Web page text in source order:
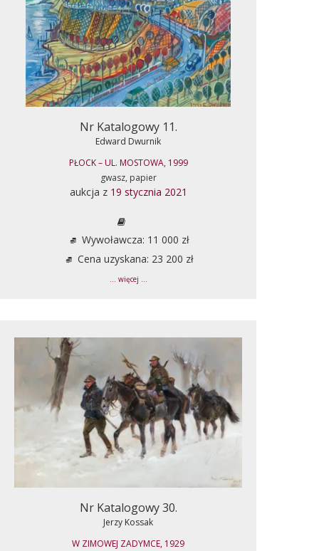
Nr Katalogowy 11.
Edward Dwurnik
PŁOCK – UL. MOSTOWA, 1999
gwasz, papier
aukcja z 19 stycznia 2021
Wywoławcza: 11 000 zł
Cena uzyskana: 23 200 zł
... więcej ...
Nr Katalogowy 30.
Jerzy Kossak
W ZIMOWEJ ZADYMCE, 1929